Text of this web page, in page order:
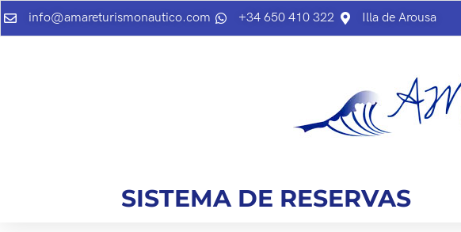
info@amareturismonautico.com +34 650 410 322 Illa de Arousa
SISTEMA DE RESERVAS